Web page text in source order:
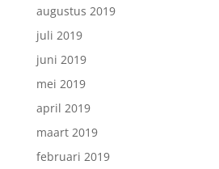
augustus 2019
juli 2019
juni 2019
mei 2019
april 2019
maart 2019
februari 2019